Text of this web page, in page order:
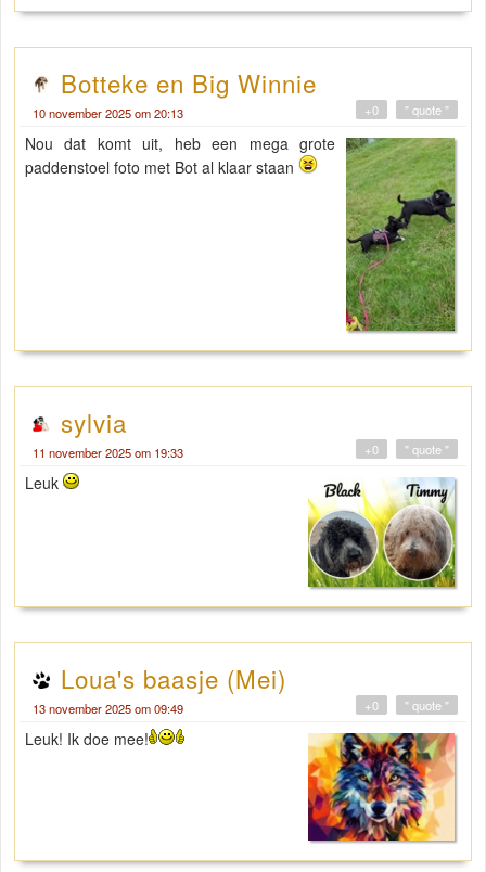
Botteke en Big Winnie
10 november 2025 om 20:13 " quote "
+0
Nou dat komt uit, heb een mega grote
paddenstoel foto met Bot al klaar staan
sylvia
11 november 2025 om 19:33 " quote "
+0
Leuk
Loua's baasje (Mei)
13 november 2025 om 09:49 " quote "
+0
Leuk! Ik doe mee!